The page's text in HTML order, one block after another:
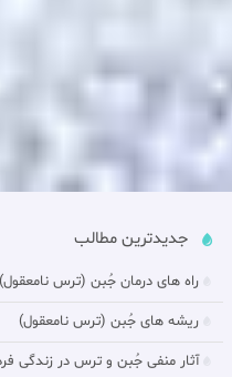
جدیدترین مطالب
راه های درمان جُبن (ترس
ريشه هاى جُبن (ترس نامعقول)
آثار منفى جُبن و ترس در زندگى